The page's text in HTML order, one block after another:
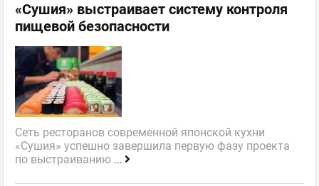
«Сушия» выстраивает систему контроля
пищевой безопасности
Сеть ресторанов современной японской кухни
«Сушия» успешно завершила первую фазу проекта
по выстраиванию ...